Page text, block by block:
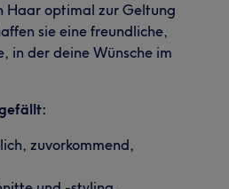
Haar optimal zur Geltung
sie eine freundliche,
in der deine Wünsche im
zuvorkommend,